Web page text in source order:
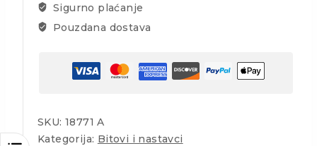
Sigurno plaćanje
Pouzdana dostava
SKU: 18771 A
Kategorija: Bitovi i nastavci